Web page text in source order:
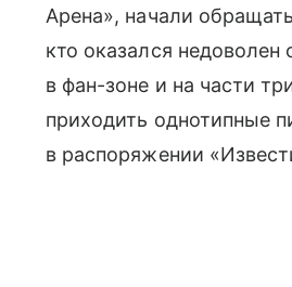
Арена», начали
кто оказался
в фан-зоне и на части
приходить однотипные
в распоряжении